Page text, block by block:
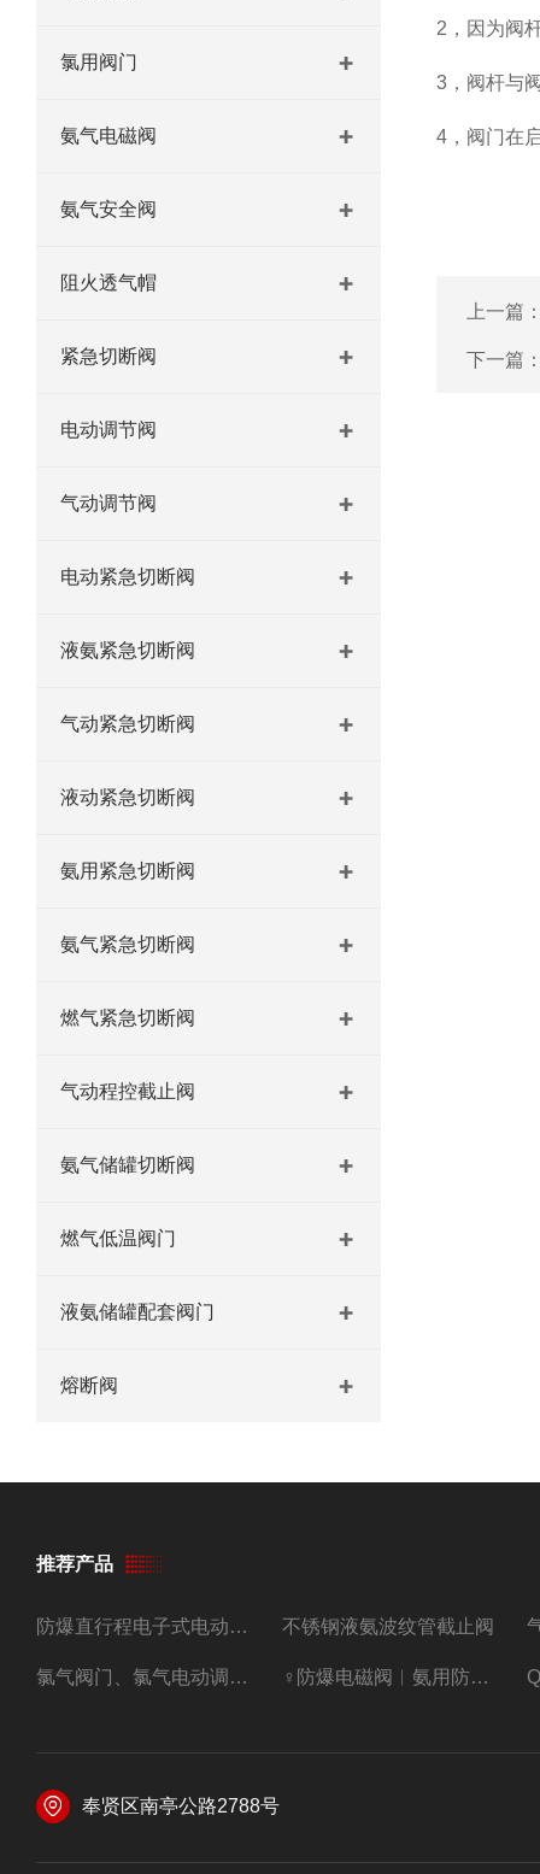
氯用阀门
氨气电磁阀
氨气安全阀
阻火透气帽
紧急切断阀
电动调节阀
气动调节阀
电动紧急切断阀
液氨紧急切断阀
气动紧急切断阀
液动紧急切断阀
氨用紧急切断阀
氨气紧急切断阀
燃气紧急切断阀
气动程控截止阀
氨气储罐切断阀
燃气低温阀门
液氨储罐配套阀门
熔断阀
2，因为阀
3，阀杆与
4，阀门在
上一篇
下一篇
推荐产品
防爆直行程电子式电动调节阀 不锈钢液氨波纹管截止阀
氯气阀门、氯气电动调节阀 ♀防爆电磁阀︳氨用防爆紧急切断阀
奉贤区南亭公路2788号